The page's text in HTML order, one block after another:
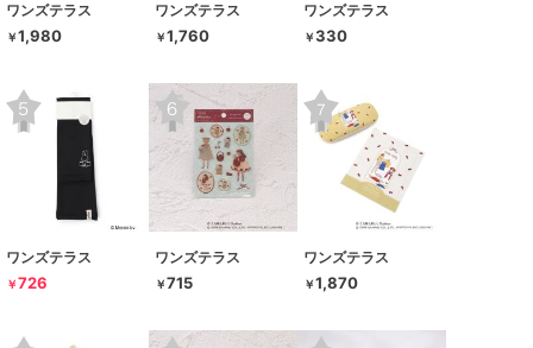
ワンズテラス
￥1,980
ワンズテラス
￥1,760
ワンズテラス
￥330
ワンズテラス
￥726
ワンズテラス
￥715
ワンズテラス
￥1,870